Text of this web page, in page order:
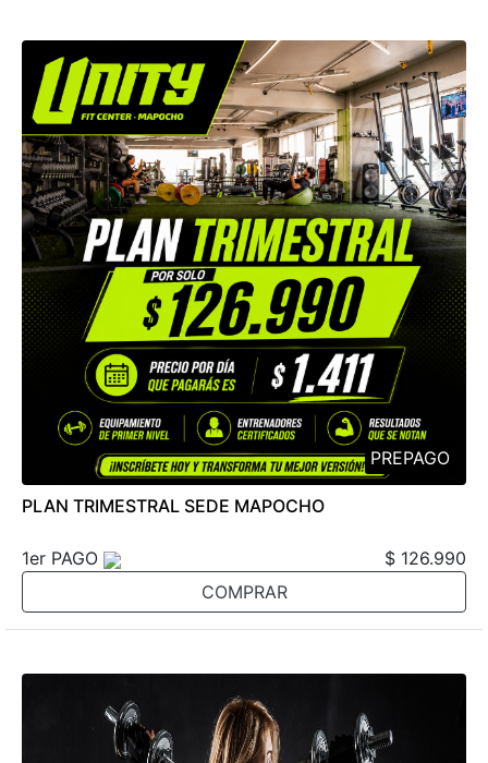
PREPAGO
PLAN TRIMESTRAL SEDE MAPOCHO
1er PAGO
$ 126.990
COMPRAR